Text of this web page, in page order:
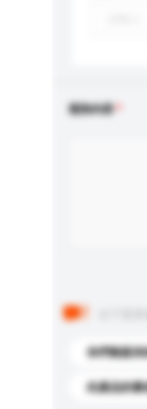
查詢內容
你們能提供
此產品的最